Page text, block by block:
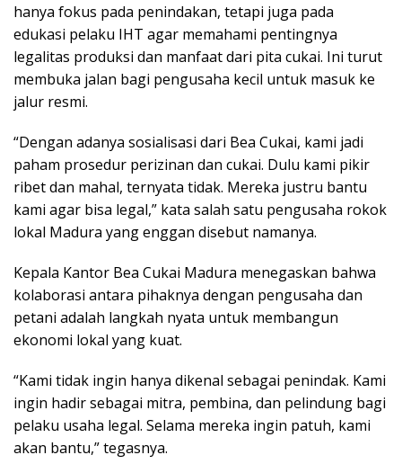
hanya fokus pada penindakan, tetapi juga pada
edukasi pelaku IHT agar memahami pentingnya
legalitas produksi dan manfaat dari pita cukai. Ini turut
membuka jalan bagi pengusaha kecil untuk masuk ke
jalur resmi.
“Dengan adanya sosialisasi dari Bea Cukai, kami jadi
paham prosedur perizinan dan cukai. Dulu kami pikir
ribet dan mahal, ternyata tidak. Mereka justru bantu
kami agar bisa legal,” kata salah satu pengusaha rokok
lokal Madura yang enggan disebut namanya.
Kepala Kantor Bea Cukai Madura menegaskan bahwa
kolaborasi antara pihaknya dengan pengusaha dan
petani adalah langkah nyata untuk membangun
ekonomi lokal yang kuat.
“Kami tidak ingin hanya dikenal sebagai penindak. Kami
ingin hadir sebagai mitra, pembina, dan pelindung bagi
pelaku usaha legal. Selama mereka ingin patuh, kami
akan bantu,” tegasnya.